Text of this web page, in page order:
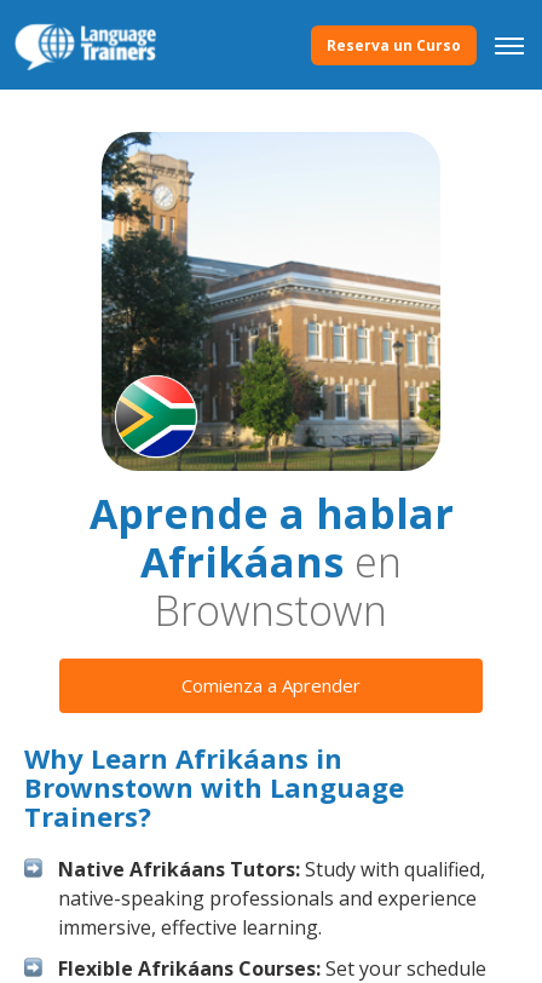
Reserva un Curso
Aprende a hablar
Afrikáans en
Brownstown
Comienza a Aprender
Why Learn Afrikáans in
Brownstown with Language
Trainers?
Native Afrikáans Tutors:Study with qualified,
native-speaking professionals and experience
immersive, effective learning.
Flexible Afrikáans Courses:Set your schedule